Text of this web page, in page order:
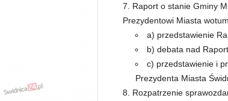
Raport o stanie Gminy
Prezydentowi Miasta
a) przedstawienie
b) debata nad
c) przedstawienie i
Prezydenta Miasta
Rozpatrzenie